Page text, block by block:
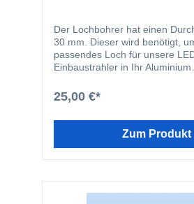
Der Lochbohrer hat einen
30 mm. Dieser wird benötigt,
passendes Loch für unsere
Einbaustrahler in Ihr Aluminium
25,00 €*
Zum Produkt